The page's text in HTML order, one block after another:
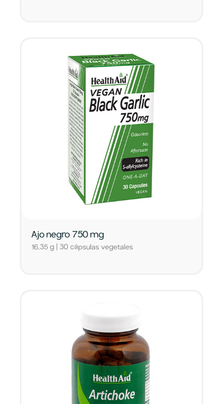
Ajo negro 750 mg
16,35 g | 30 cápsulas vegetales